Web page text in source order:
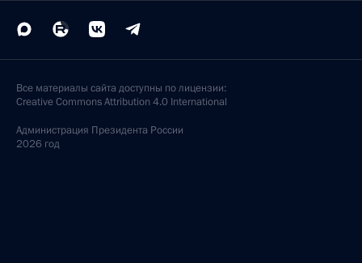
Все материалы сайта доступны по лицензии:
Creative Commons Attribution 4.0 International
Администрация Президента России
2026 год